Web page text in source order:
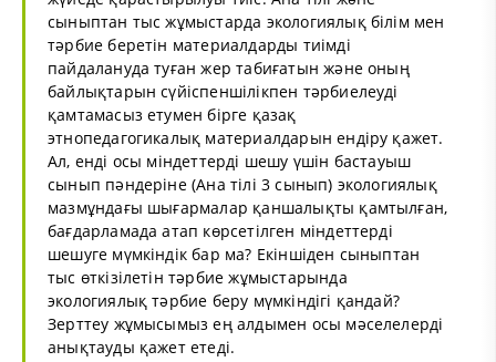
сыныптан тыс жұмыстарда экологиялық білім мен
тәрбие беретін материалдарды тиімді
пайдалануда туған жер табиғатын және оның
байлықтарын сүйіспеншілікпен тәрбиелеуді
қамтамасыз етумен бірге қазақ
этнопедагогикалық материалдарын ендіру қажет.
Ал, енді осы міндеттерді шешу үшін бастауыш
сынып пәндеріне (Ана тілі 3 сынып) экологиялық
мазмұндағы шығармалар қаншалықты қамтылған,
бағдарламада атап көрсетілген міндеттерді
шешуге мүмкіндік бар ма? Екіншіден сыныптан
тыс өткізілетін тәрбие жұмыстарында
экологиялық тәрбие беру мүмкіндігі қандай?
Зерттеу жұмысымыз ең алдымен осы мәселелерді
анықтауды қажет етеді.